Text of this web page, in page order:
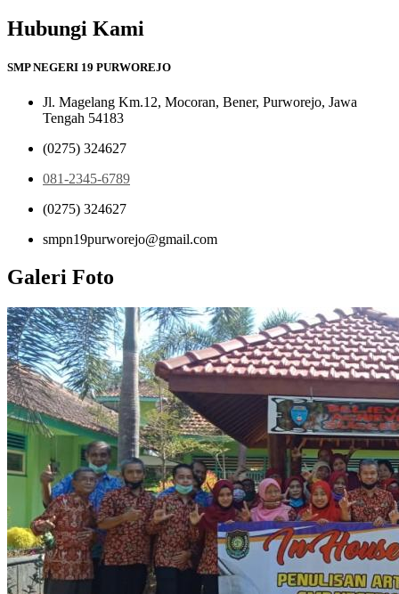
Hubungi Kami
SMP NEGERI 19 PURWOREJO
Jl. Magelang Km.12, Mocoran, Bener, Purworejo, Jawa
Tengah 54183
(0275) 324627
081-2345-6789
(0275) 324627
smpn19purworejo@gmail.com
Galeri Foto